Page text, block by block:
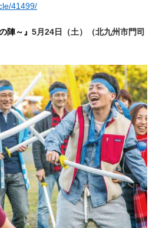
41499/
陣～』 5月24日（土）（北九州市門司